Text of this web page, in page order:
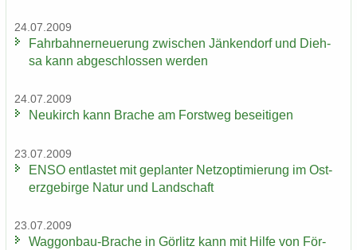
24.07.2009
Fahr­bahn­erneue­rung zwi­schen Jän­ken­dorf und Dieh­
sa kann ab­ge­schlos­sen wer­den
24.07.2009
Neu­kirch kann Bra­che am Forst­weg be­sei­ti­gen
23.07.2009
ENSO ent­las­tet mit ge­plan­ter Netz­op­ti­mie­rung im Ost­
erz­ge­bir­ge Natur und Land­schaft
23.07.2009
Waggonbau-​Brache in Gör­litz kann mit Hilfe von För­